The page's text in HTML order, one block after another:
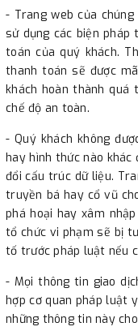
- Trang web của
sử dụng các biện
toán của quý khách.
thanh toán sẽ được
khách hoàn thành quá
chế độ an toàn.
- Quý khách không
hay hình thức nào
đổi cấu trúc dữ liệu.
truyền bá hay cổ vũ
phá hoại hay xâm
tổ chức vi phạm sẽ bị
tố trước pháp luật nếu
- Mọi thông tin giao
hợp cơ quan pháp luật
những thông tin này